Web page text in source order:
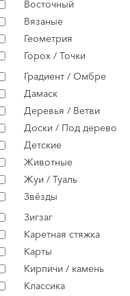
Восточный
Вязаные
Геометрия
Горох / Точки
Градиент / Омбре
Дамаск
Деревья / Ветви
Доски / Под дерево
Детские
Животные
Жуи / Туаль
Звёзды
Зигзаг
Каретная стяжка
Карты
Кирпичи / камень
Классика